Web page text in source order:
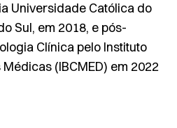
Universidade Católica do
Sul, em 2018, e pós-
Clínica pelo Instituto
(IBCMED) em 2022